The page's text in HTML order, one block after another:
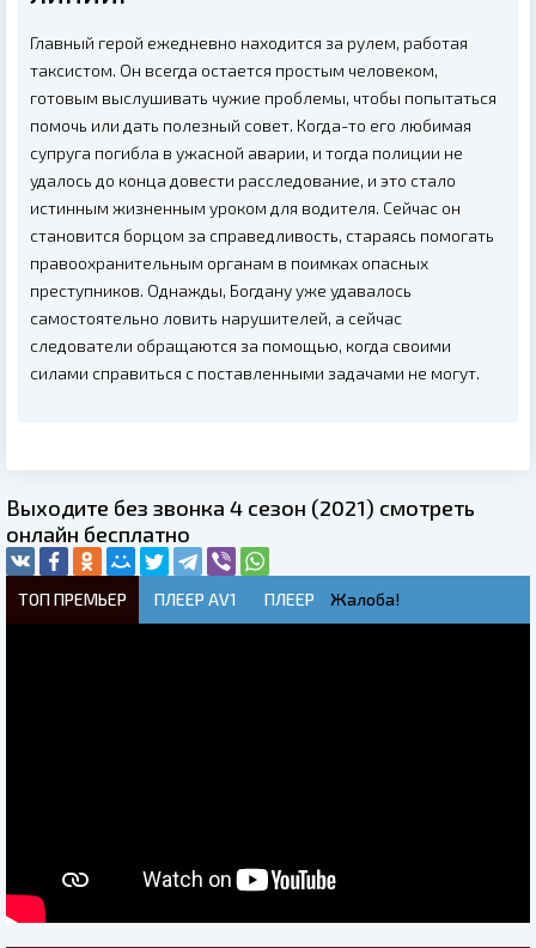
Главный герой ежедневно находится за рулем, работая
таксистом. Он всегда остается простым человеком,
готовым выслушивать чужие проблемы, чтобы попытаться
помочь или дать полезный совет. Когда-то его любимая
супруга погибла в ужасной аварии, и тогда полиции не
удалось до конца довести расследование, и это стало
истинным жизненным уроком для водителя. Сейчас он
становится борцом за справедливость, стараясь помогать
правоохранительным органам в поимках опасных
преступников. Однажды, Богдану уже удавалось
самостоятельно ловить нарушителей, а сейчас
следователи обращаются за помощью, когда своими
силами справиться с поставленными задачами не могут.
Выходите без звонка 4 сезон (2021) смотреть
онлайн бесплатно
ТОП ПРЕМЬЕР ПЛЕЕР AV1 ПЛЕЕР Жалоба!